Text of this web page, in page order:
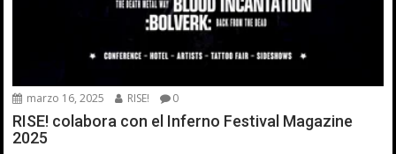
marzo 16, 2025 RISE! 0
RISE! colabora con el Inferno Festival Magazine
2025